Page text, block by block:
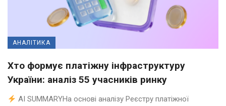
АНАЛІТИКА
Хто формує платіжну інфраструктуру
України: аналіз 55 учасників ринку
AI SUMMARYНа основі аналізу Реєстру платіжної